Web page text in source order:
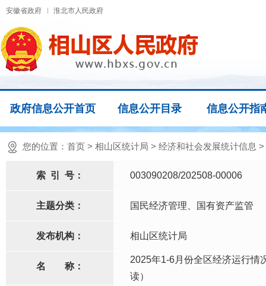
安徽省政府 淮北市人民政府
政府信息公开首页 信息公开目录 信息公开指
您的位置： 首页 > 相山区统计局 > 经济和社会发展统计信息 >
索 引 号： 003090208/202508-00006
主题分类： 国民经济管理、国有资产监管
发布机构： 相山区统计局
名 称：
2025年1-6月份全区经济运行情
读）